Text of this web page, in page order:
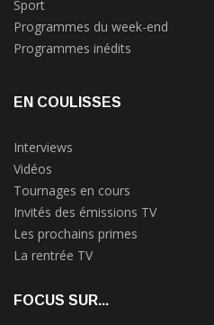
Sport
Programmes du week-end
Programmes inédits
EN COULISSES
Interviews
Vidéos
Tournages en cours
Invités des émissions TV
Les prochains primes
La rentrée TV
FOCUS SUR...